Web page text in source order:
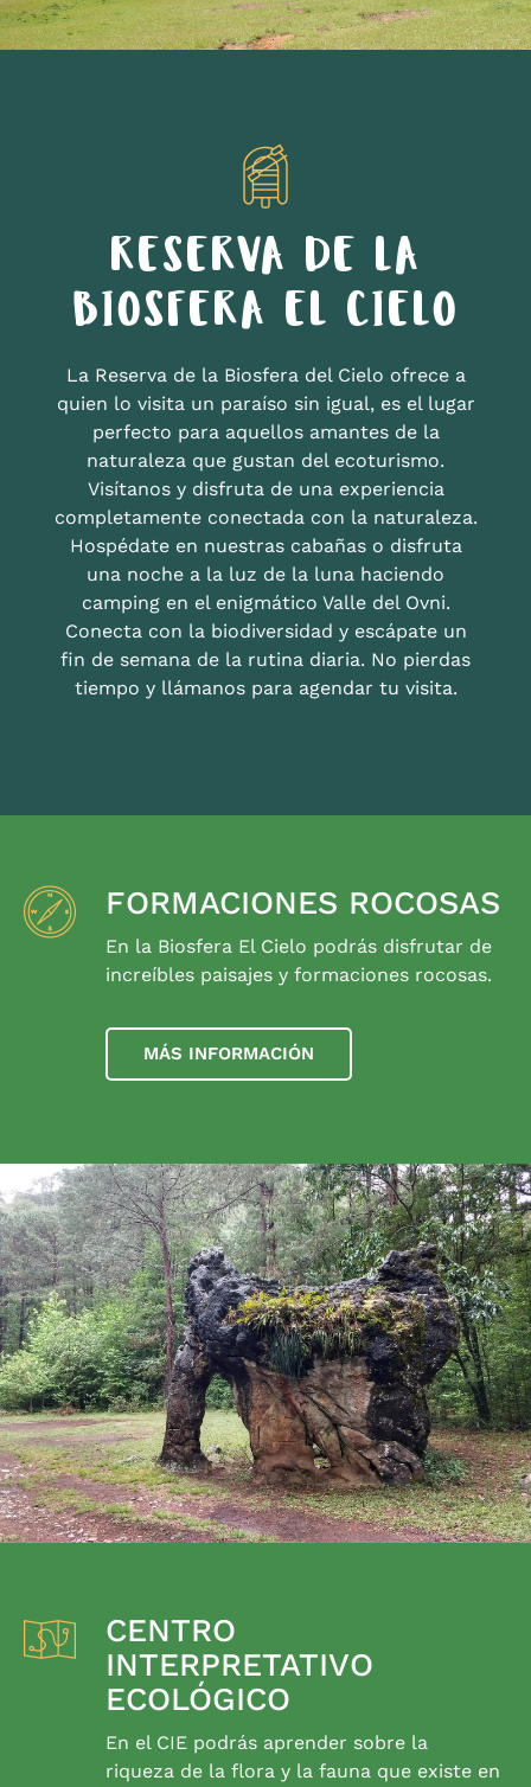
RESERVA DE LA
BIOSFERA EL CIELO
La Reserva de la Biosfera del Cielo ofrece a
quien lo visita un paraíso sin igual, es el lugar
perfecto para aquellos amantes de la
naturaleza que gustan del ecoturismo.
Visítanos y disfruta de una experiencia
completamente conectada con la naturaleza.
Hospédate en nuestras cabañas o disfruta
una noche a la luz de la luna haciendo
camping en el enigmático Valle del Ovni.
Conecta con la biodiversidad y escápate un
fin de semana de la rutina diaria. No pierdas
tiempo y llámanos para agendar tu visita.
FORMACIONES ROCOSAS
En la Biosfera El Cielo podrás disfrutar de
increíbles paisajes y formaciones rocosas.
MÁS INFORMACIÓN
CENTRO
INTERPRETATIVO
ECOLÓGICO
En el CIE podrás aprender sobre la
riqueza de la flora y la fauna que existe en